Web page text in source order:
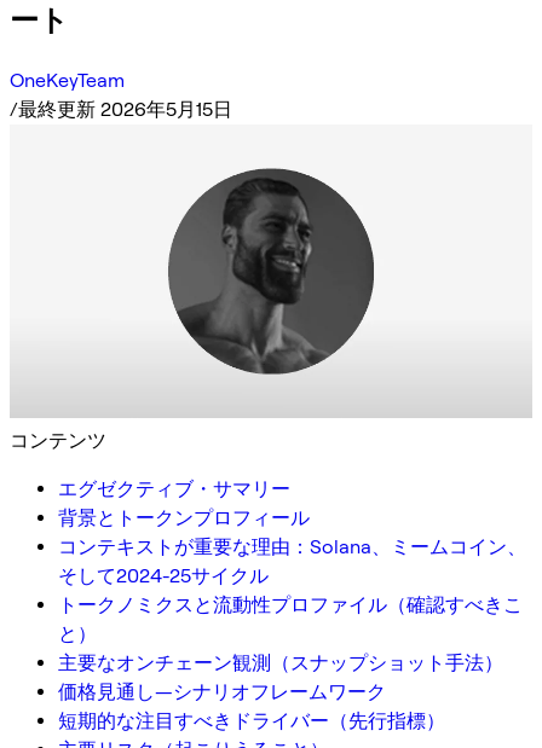
ート
OneKeyTeam
/最終更新 2026年5月15日
コンテンツ
エグゼクティブ・サマリー
背景とトークンプロフィール
コンテキストが重要な理由：Solana、ミームコイン、
そして2024-25サイクル
トークノミクスと流動性プロファイル（確認すべきこ
と）
主要なオンチェーン観測（スナップショット手法）
価格見通し—シナリオフレームワーク
短期的な注目すべきドライバー（先行指標）